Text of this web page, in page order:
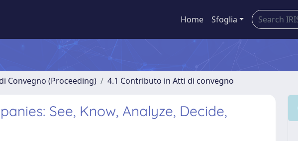
Home Sfoglia
Convegno (Proceeding) 4.1 Contributo in Atti di convegno
See, Know, Analyze, Decide,